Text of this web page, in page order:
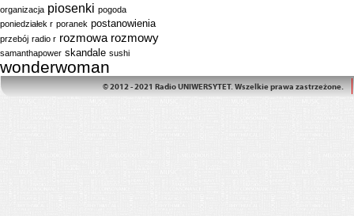
organizacja piosenki pogoda
poniedziałek r poranek postanowienia
przebój radio r rozmowa rozmowy
samanthapower skandale sushi
wonderwoman
© 2012 - 2021 Radio UNIWERSYTET. Wszelkie prawa zastrzeżone.